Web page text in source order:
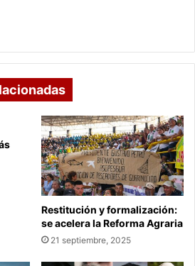
Restitución y formalización:
se acelera la Reforma Agraria
21 septiembre, 2025